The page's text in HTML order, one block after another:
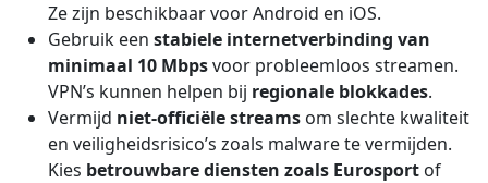
Ze zijn beschikbaar voor Android en iOS.
Gebruik een stabiele internetverbinding van
minimaal 10 Mbpsvoor probleemloos streamen.
VPN’s kunnen helpen bij regionale blokkades.
Vermijd niet-officiële streams om slechte kwaliteit
en veiligheidsrisico’s zoals malware te vermijden.
Kies betrouwbare diensten zoals Eurosport of